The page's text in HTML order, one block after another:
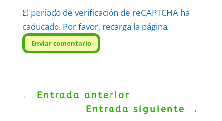
El periodo de verificación de reCAPTCHA ha
caducado. Por favor, recarga la página.
Enviar comentario
Protegidos porreCAPTCHA
Politica–
← Entrada anterior
Entrada siguiente
→